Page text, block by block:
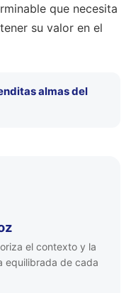
que necesita
su valor en el
almas del
el contexto y la
equilibrada de cada